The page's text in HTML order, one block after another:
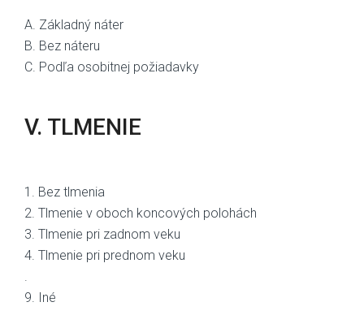
A. Základný náter
B. Bez náteru
C. Podľa osobitnej požiadavky
V. TLMENIE
1. Bez tlmenia
2. Tlmenie v oboch koncových polohách
3. Tlmenie pri zadnom veku
4. Tlmenie pri prednom veku
9. Iné